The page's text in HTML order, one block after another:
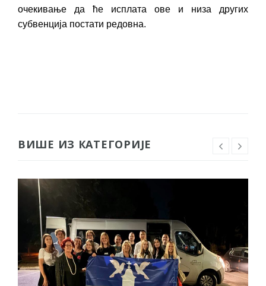
очекивање да ће исплата ове и низа других
субвенција постати редовна.
ВИШЕ ИЗ КАТЕГОРИЈЕ